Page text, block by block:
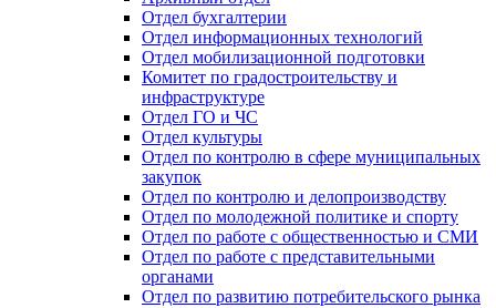
Отдел бухгалтерии
Отдел информационных технологий
Отдел мобилизационной подготовки
Комитет по градостроительству и
инфраструктуре
Отдел ГО и ЧС
Отдел культуры
Отдел по контролю в сфере муниципальных
закупок
Отдел по контролю и делопроизводству
Отдел по молодежной политике и спорту
Отдел по работе с общественностью и СМИ
Отдел по работе с представительными
органами
Отдел по развитию потребительского рынка